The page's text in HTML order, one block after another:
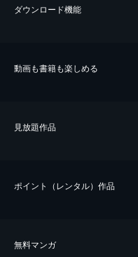
ダウンロード機能
動画も書籍も楽しめる
⾒放題作品
ポイント（レンタル）作品
無料マンガ